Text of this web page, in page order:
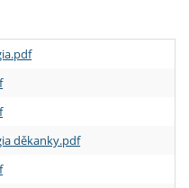
děkanky.pdf